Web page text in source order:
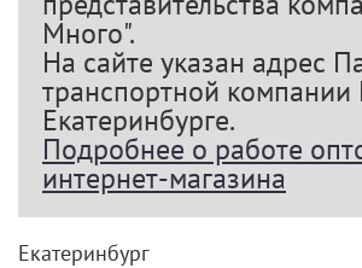
Много".
На сайте указан адрес
транспортной
Екатеринбурге.
Подробнее о работе
интернет-магазина
Екатеринбург